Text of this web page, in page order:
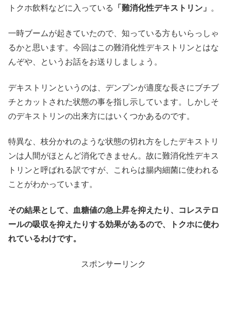
トクホ飲料などに入っている 「難消化性デキストリン」 。
一時ブームが起きていたので、知っている方もいらっしゃ
るかと思います。今回はこの難消化性デキストリンとはな
んぞや、というお話をお送りしましょう。
デキストリンというのは、デンプンが適度な長さにブチブ
チとカットされた状態の事を指し示しています。しかしそ
のデキストリンの出来方にはいくつかあるのです。
特異な、枝分かれのような状態の切れ方をしたデキストリ
ンは人間がほとんど消化できません。故に難消化性デキス
トリンと呼ばれる訳ですが、これらは腸内細菌に使われる
ことがわかっています。
その結果として、血糖値の急上昇を抑えたり、コレステロ
ールの吸収を抑えたりする効果があるので、トクホに使わ
れているわけです。
スポンサーリンク